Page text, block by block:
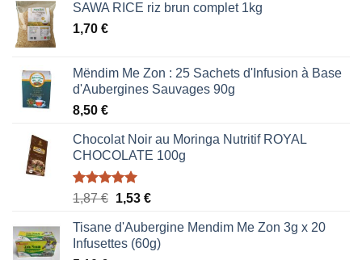
SAWA RICE riz brun complet 1kg
1,70 €
Mëndim Me Zon : 25 Sachets d'Infusion à Base
d'Aubergines Sauvages 90g
8,50 €
Chocolat Noir au Moringa Nutritif ROYAL
CHOCOLATE 100g
Note5.00
1,87€ Le
initial
était :
1,53 €Le
actuel
est :
Tisane d'Aubergine Mendim Me Zon 3g x 20
Infusettes (60g)